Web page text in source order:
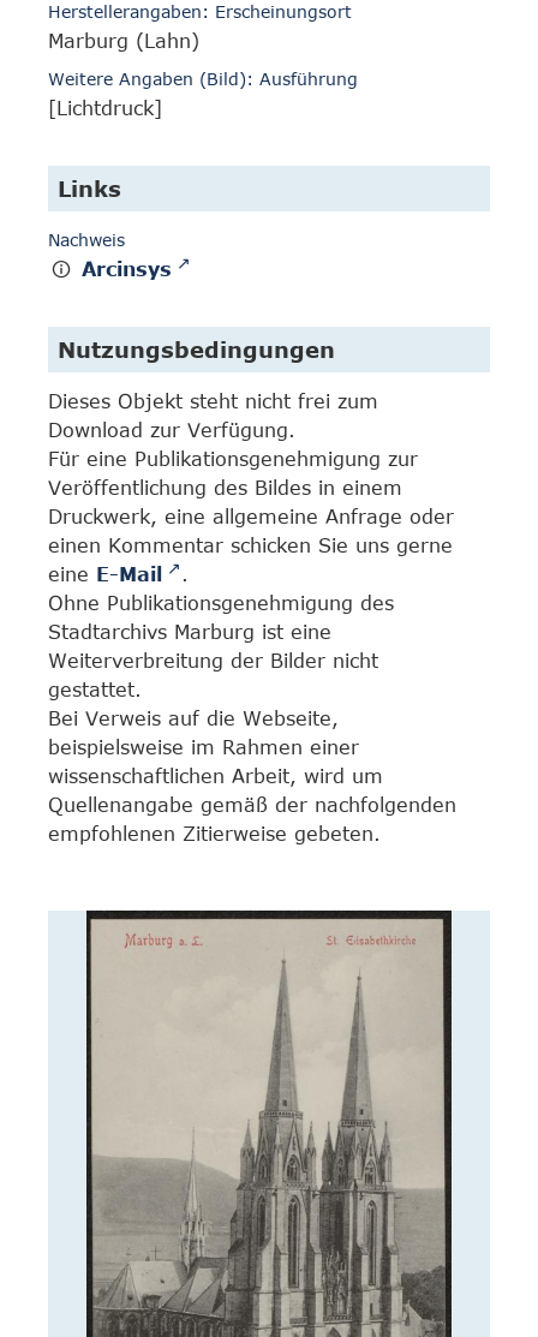
Herstellerangaben: Erscheinungsort
Marburg (Lahn)
Weitere Angaben (Bild): Ausführung
[Lichtdruck]
Links
Nachweis
Arcinsys
Nutzungsbedingungen
Dieses Objekt steht nicht frei zum
Download zur Verfügung.
Für eine Publikationsgenehmigung zur
Veröffentlichung des Bildes in einem
Druckwerk, eine allgemeine Anfrage oder
einen Kommentar schicken Sie uns gerne
eine E-Mail
.
Ohne Publikationsgenehmigung des
Stadtarchivs Marburg ist eine
Weiterverbreitung der Bilder nicht
gestattet.
Bei Verweis auf die Webseite,
beispielsweise im Rahmen einer
wissenschaftlichen Arbeit, wird um
Quellenangabe gemäß der nachfolgenden
empfohlenen Zitierweise gebeten.